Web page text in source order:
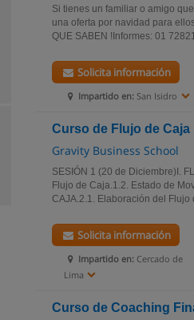
Si tienes un familiar o amigo
una oferta por navidad para
QUE SABEN !Informes: 01
Impartido en: San Isidro
Solicita información
Curso de Flujo de Caja
Gravity Business School
SESIÓN 1 (20 de Diciembre)I.
Flujo de Caja.1.2. Estado de
CAJA.2.1. Elaboración del Flujo
Impartido en: Cercado de
Lima
Solicita información
Curso de Coaching